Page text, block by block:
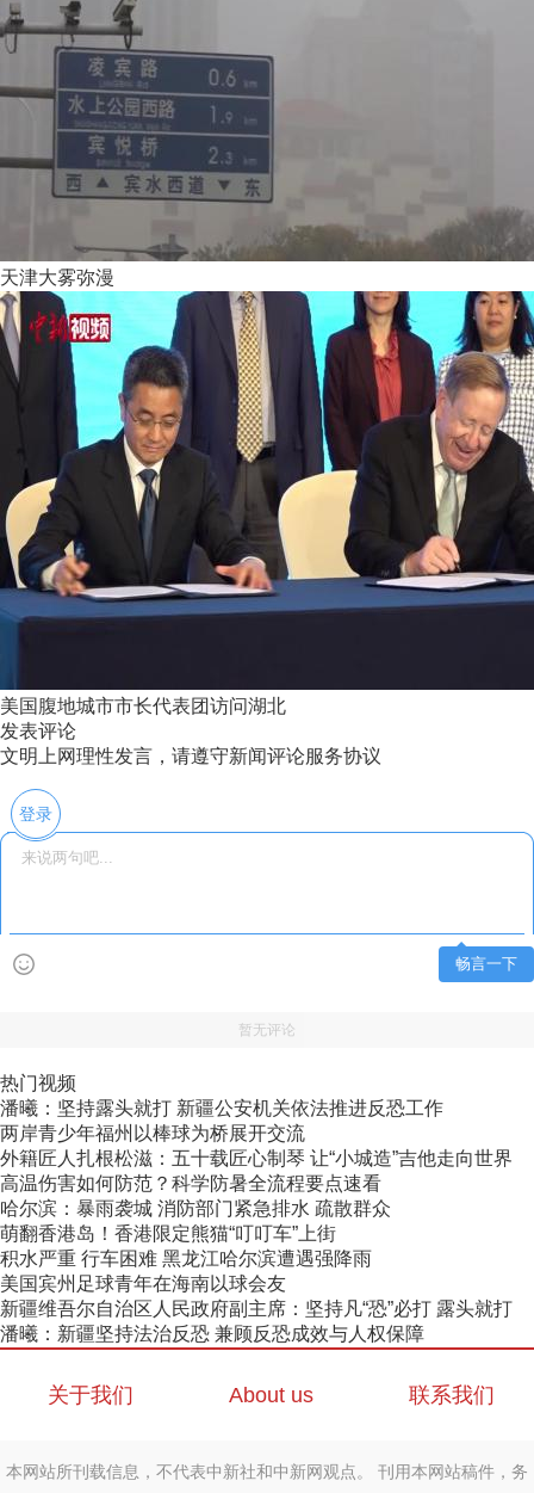
天津大雾弥漫
美国腹地城市市长代表团访问湖北
发表评论
文明上网理性发言，请遵守新闻评论服务协议
登录
畅言一下
暂无评论
热门视频
潘曦：坚持露头就打 新疆公安机关依法推进反恐工作
两岸青少年福州以棒球为桥展开交流
外籍匠人扎根松滋：五十载匠心制琴 让“小城造”吉他走向世界
高温伤害如何防范？科学防暑全流程要点速看
哈尔滨：暴雨袭城 消防部门紧急排水 疏散群众
萌翻香港岛！香港限定熊猫“叮叮车”上街
积水严重 行车困难 黑龙江哈尔滨遭遇强降雨
美国宾州足球青年在海南以球会友
新疆维吾尔自治区人民政府副主席：坚持凡“恐”必打 露头就打
潘曦：新疆坚持法治反恐 兼顾反恐成效与人权保障
关于我们 About us 联系我们
本网站所刊载信息，不代表中新社和中新网观点。 刊用本网站稿件，务